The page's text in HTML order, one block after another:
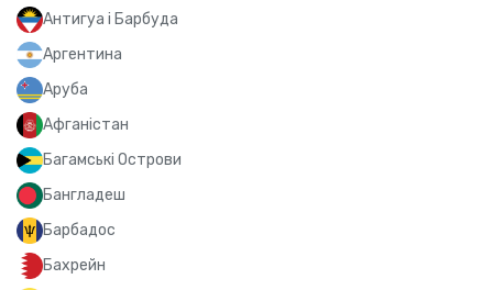
Антигуа і Барбуда
Аргентина
Аруба
Афганістан
Багамські Острови
Бангладеш
Барбадос
Бахрейн